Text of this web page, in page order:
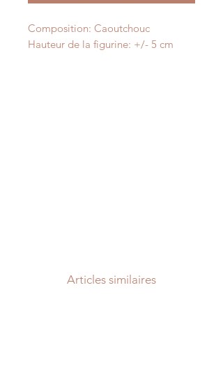
Composition: Caoutchouc
Hauteur de la figurine: +/- 5 cm
Articles similaires